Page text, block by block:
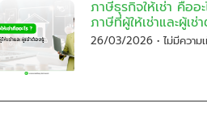
ภาษีธุรกิจให้เช่า คืออ
ภาษีที่ผู้ให้เช่าและผู้เช่
26/03/2026 ไม่มีความ